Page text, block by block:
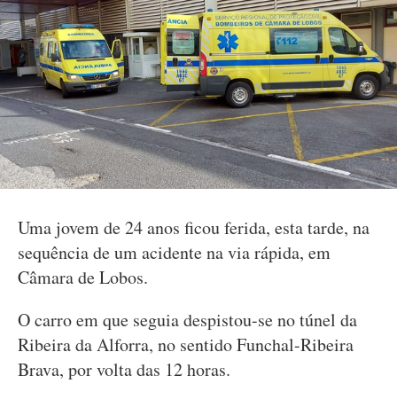
Uma jovem de 24 anos ficou ferida, esta tarde, na
sequência de um acidente na via rápida, em
Câmara de Lobos.
O carro em que seguia despistou-se no túnel da
Ribeira da Alforra, no sentido Funchal-Ribeira
Brava, por volta das 12 horas.